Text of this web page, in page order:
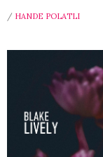
/ HANDE POLATLI